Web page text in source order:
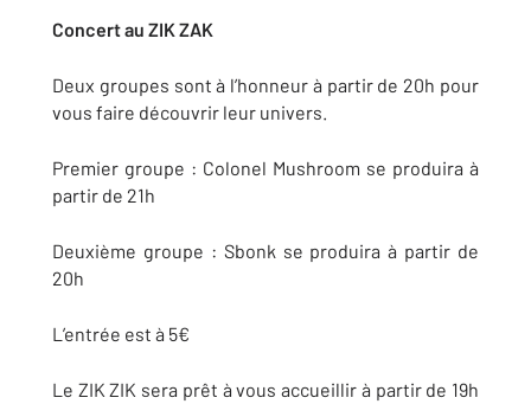
Concert au ZIK ZAK
Deux groupes sont à l’honneur à partir de 20h pour
vous faire découvrir leur univers.
Premier groupe : Colonel Mushroom se produira à
partir de 21h
Deuxième groupe : Sbonk se produira à partir de
20h
L’entrée est à 5€
Le ZIK ZIK sera prêt à vous accueillir à partir de 19h